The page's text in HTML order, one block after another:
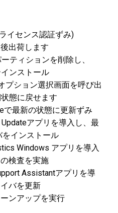
イセンス認証ずみ)
出荷します
ィションを削除し、
ンストール
ション選択画面を呼び出
態に戻せます
最新の状態に更新ずみ
アプリを導入し、最
をインストール
Windows アプリを導入
検査を実施
Assistantアプリを導
バを更新
ンアップを実行